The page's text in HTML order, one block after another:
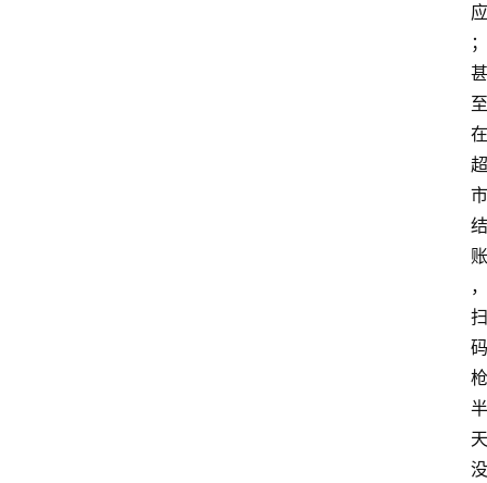
应
；
甚
至
在
超
市
结
账
，
扫
码
枪
半
天
没